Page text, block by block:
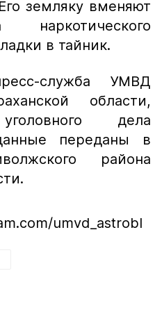
земляку вменяют
в тайник.
служба УМВД
области,
дела
переданы в
района
umvd_astrobl